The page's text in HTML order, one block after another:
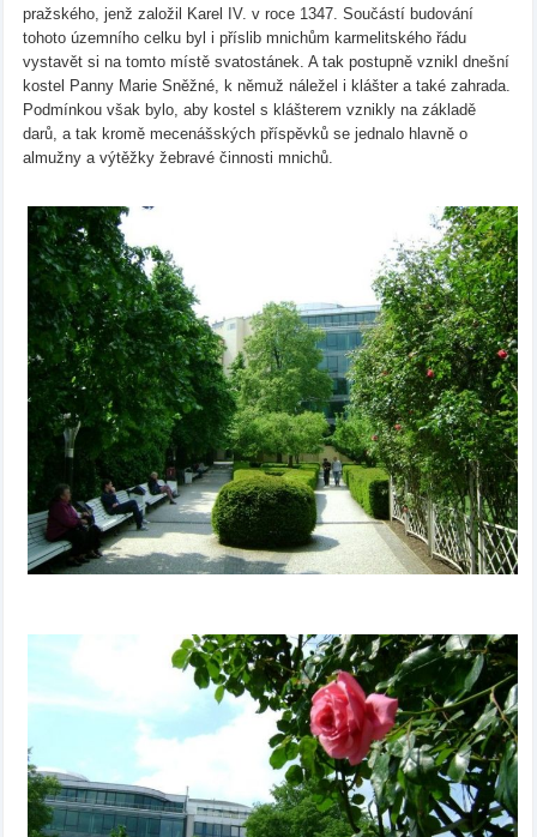
pražského, jenž založil Karel IV. v roce 1347. Součástí budování
tohoto územního celku byl i příslib mnichům karmelitského řádu
vystavět si na tomto místě svatostánek. A tak postupně vznikl dnešní
kostel Panny Marie Sněžné, k němuž náležel i klášter a také zahrada.
Podmínkou však bylo, aby kostel s klášterem vznikly na základě
darů, a tak kromě mecenášských příspěvků se jednalo hlavně o
almužny a výtěžky žebravé činnosti mnichů.